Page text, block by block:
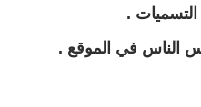
.
الناس في الموقع .